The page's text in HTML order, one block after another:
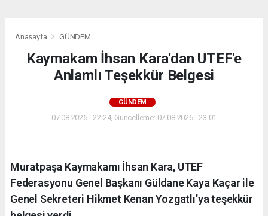
Anasayfa GÜNDEM
Kaymakam İhsan Kara'dan UTEF'e
Anlamlı Teşekkür Belgesi
GÜNDEM
07.08.2026 - 22:24, Güncelleme: 07.08.2026 - 23:01
Muratpaşa Kaymakamı İhsan Kara, UTEF
Federasyonu Genel Başkanı Güldane Kaya Kaçar ile
Genel Sekreteri Hikmet Kenan Yozgatlı'ya teşekkür